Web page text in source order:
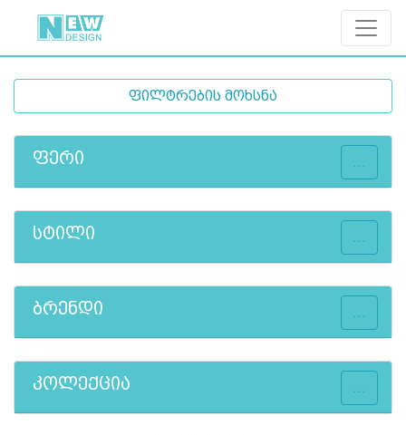
ფილტრების მოხსნა
ფერი ...
სტილი ...
ბრენდი ...
კოლექცია ...